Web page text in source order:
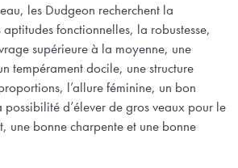
les Dudgeon recherchent la
fonctionnelles, la robustesse,
supérieure à la moyenne, une
tempérament docile, une structure
l’allure féminine, un bon
d’élever de gros veaux pour le
une bonne charpente et une bonne